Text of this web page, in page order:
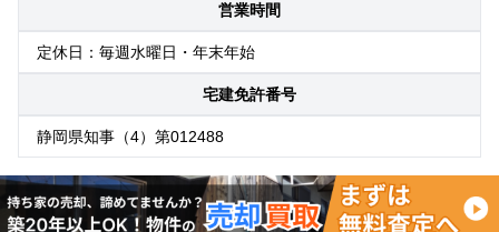
営業時間
定休日：毎週水曜日・年末年始
宅建免許番号
静岡県知事（4）第012488